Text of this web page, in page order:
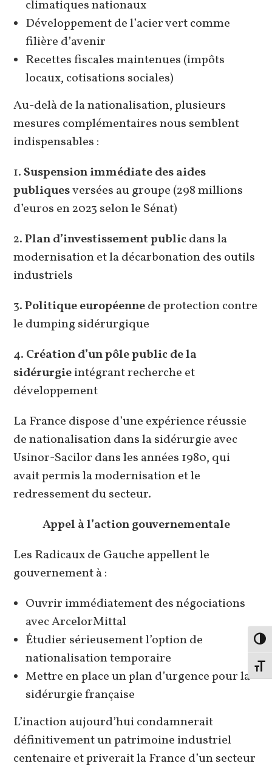
climatiques nationaux
Développement de l’acier vert comme
filière d’avenir
Recettes fiscales maintenues (impôts
locaux, cotisations sociales)
Au-delà de la nationalisation, plusieurs
mesures complémentaires nous semblent
indispensables :
1.Suspension immédiate des aides
publiquesversées au groupe (298 millions
d’euros en 2023 selon le Sénat)
2.Plan d’investissement publicdans la
modernisation et la décarbonation des outils
industriels
3.Politique européennede protection contre
le dumping sidérurgique
4. Création d’un pôle public de la
sidérurgieintégrant recherche et
développement
La France dispose d’une expérience réussie
de nationalisation dans la sidérurgie avec
Usinor-Sacilor dans les années 1980, qui
avait permis la modernisation et le
redressement du secteur.
Appel à l’action gouvernementale
Les Radicaux de Gauche appellent le
gouvernement à :
Ouvrir immédiatement des négociations
avec ArcelorMittal
Étudier sérieusement l’option de
nationalisation temporaire
Mettre en place un plan d’urgence pour la
sidérurgie française
L’inaction aujourd’hui condamnerait
définitivement un patrimoine industriel
centenaire et priverait la France d’un secteur